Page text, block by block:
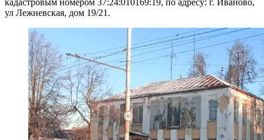
кадастровым номером 37:24:010169:19, по адресу: г. Иваново,
ул Лежневская, дом 19/21.